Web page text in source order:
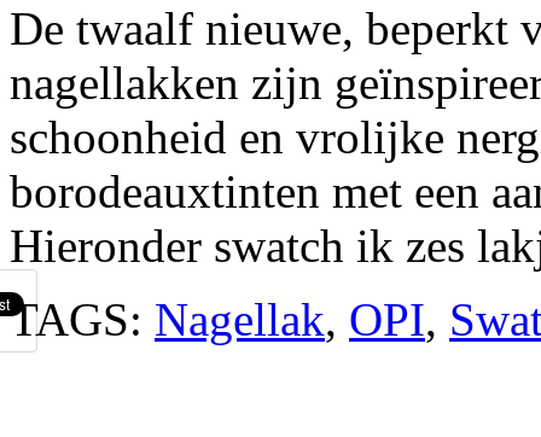
De twaalf nieuwe, beperkt
nagellakken zijn
schoonheid en vrolijke
borodeauxtinten met een
Hieronder swatch ik zes
TAGS: Nagellak, OPI,